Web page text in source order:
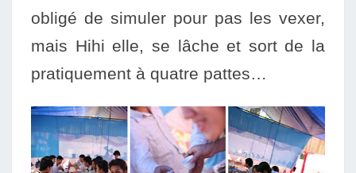
obligé de simuler pour pas les vexer,
mais Hihi elle, se lâche et sort de la
pratiquement à quatre pattes…